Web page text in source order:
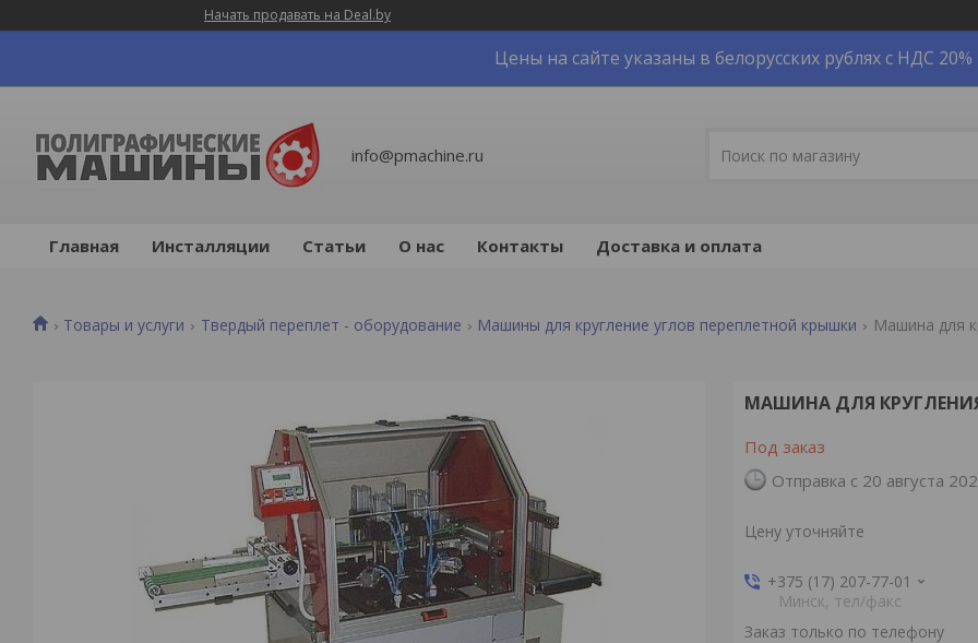
Начать продавать на Deal.by
Цены на сайте указаны в белорусских рублях с НДС 20%
info@pmachine.ru
Главная Инсталляции Статьи О нас Контакты Доставка и оплата
Товары и услуги Твердый переплет - оборудование Машины для кругление углов переплетной крышки Машина для
МАШИНА ДЛЯ КРУГЛЕНИЯ
Под заказ
Отправка с 20 августа
Цену уточняйте
+375 (17) 207-77-01
Минск, тел/факс
Заказ только по телефону